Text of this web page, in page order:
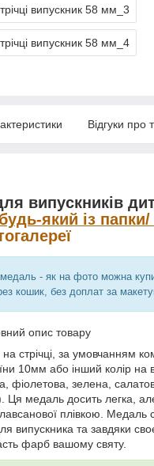
випускник 58 мм_3
випускник 58 мм_4
Відгуки про
випускників
який із
- як на фото можна
кошик, без доплат за
опис товару
стрічці, за умовчанням
10мм або інший колір на
фіолетова, зелена,
Ця медаль досить легка,
плівкою. Медаль
випускника та завдяки
фарб вашому святу.